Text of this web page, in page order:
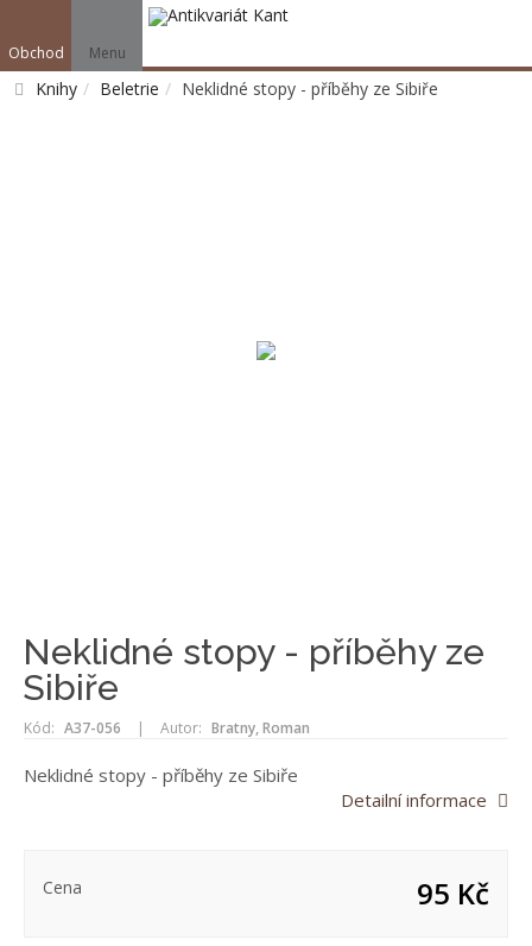
Obchod Menu
Knihy Beletrie Neklidné stopy - příběhy ze Sibiře
Neklidné stopy - příběhy ze
Sibiře
Kód: A37-056 | Autor: Bratny, Roman
Neklidné stopy - příběhy ze Sibiře
Detailní informace
Cena 95 Kč